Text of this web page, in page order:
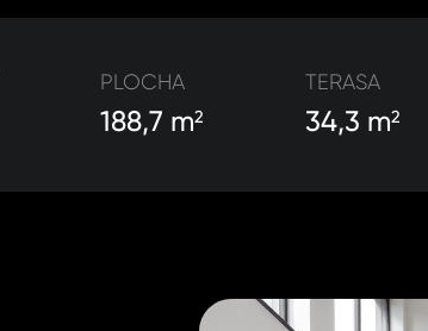
PLOCHA
188,7 m2
TERASA
34,3 m2